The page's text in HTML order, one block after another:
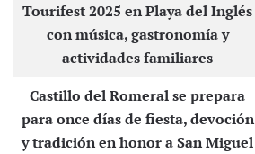
Tourifest 2025 en Playa del Inglés
con música, gastronomía y
actividades familiares
Castillo del Romeral se prepara
para once días de fiesta, devoción
y tradición en honor a San Miguel